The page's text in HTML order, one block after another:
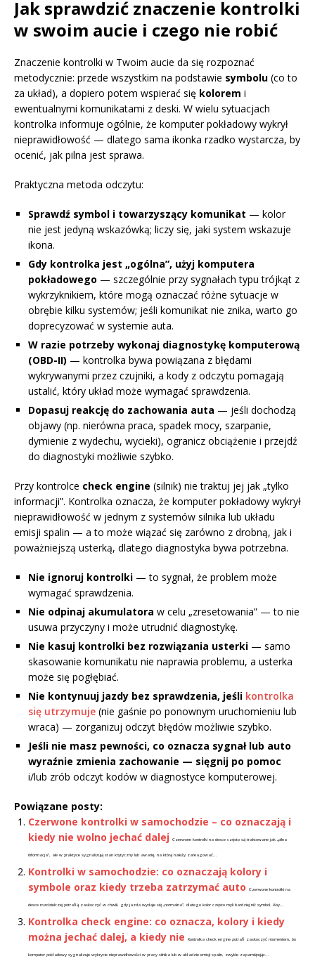
Jak sprawdzić znaczenie kontrolki
w swoim aucie i czego nie robić
Znaczenie kontrolki w Twoim aucie da się rozpoznać
metodycznie: przede wszystkim na podstawie symbolu (co to
za układ), a dopiero potem wspierać się kolorem i
ewentualnymi komunikatami z deski. W wielu sytuacjach
kontrolka informuje ogólnie, że komputer pokładowy wykrył
nieprawidłowość — dlatego sama ikonka rzadko wystarcza, by
ocenić, jak pilna jest sprawa.
Praktyczna metoda odczytu:
Sprawdź symbol i towarzyszący komunikat — kolor
nie jest jedyną wskazówką; liczy się, jaki system wskazuje
ikona.
Gdy kontrolka jest „ogólna”, użyj komputera
pokładowego — szczególnie przy sygnałach typu trójkąt z
wykrzyknikiem, które mogą oznaczać różne sytuacje w
obrębie kilku systemów; jeśli komunikat nie znika, warto go
doprecyzować w systemie auta.
W razie potrzeby wykonaj diagnostykę komputerową
(OBD-II) — kontrolka bywa powiązana z błędami
wykrywanymi przez czujniki, a kody z odczytu pomagają
ustalić, który układ może wymagać sprawdzenia.
Dopasuj reakcję do zachowania auta — jeśli dochodzą
objawy (np. nierówna praca, spadek mocy, szarpanie,
dymienie z wydechu, wycieki), ogranicz obciążenie i przejdź
do diagnostyki możliwie szybko.
Przy kontrolce check engine (silnik) nie traktuj jej jak „tylko
informacji”. Kontrolka oznacza, że komputer pokładowy wykrył
nieprawidłowość w jednym z systemów silnika lub układu
emisji spalin — a to może wiązać się zarówno z drobną, jak i
poważniejszą usterką, dlatego diagnostyka bywa potrzebna.
Nie ignoruj kontrolki — to sygnał, że problem może
wymagać sprawdzenia.
Nie odpinaj akumulatora w celu „zresetowania” — to nie
usuwa przyczyny i może utrudnić diagnostykę.
Nie kasuj kontrolki bez rozwiązania usterki — samo
skasowanie komunikatu nie naprawia problemu, a usterka
może się pogłębiać.
Nie kontynuuj jazdy bez sprawdzenia, jeśli kontrolka
się utrzymuje (nie gaśnie po ponownym uruchomieniu lub
wraca) — zorganizuj odczyt błędów możliwie szybko.
Jeśli nie masz pewności, co oznacza sygnał lub auto
wyraźnie zmienia zachowanie — sięgnij po pomoc
i/lub zrób odczyt kodów w diagnostyce komputerowej.
Powiązane posty:
Czerwone kontrolki w samochodzie – co oznaczają i
kiedy nie wolno jechać dalej
Czerwone kontrolki na desce często są traktowane jak „pilna
informacja”, ale w praktyce sygnalizują stan krytyczny lub awarię, na którą należy zareagować...
Kontrolki w samochodzie: co oznaczają kolory i
symbole oraz kiedy trzeba zatrzymać auto
Czerwone kontrolki na
desce rozdzielczej potrafią zaskoczyć w chwili, gdy jazda wydaje się „normalna”, dlatego kolor często myli bardziej niż symbol. Aby...
Kontrolka check engine: co oznacza, kolory i kiedy
można jechać dalej, a kiedy nie
Kontrolka check engine potrafi zaskoczyć momentem, bo
komputer pokładowy sygnalizuje wykrycie nieprawidłowości w pracy silnika lub w układzie emisji spalin, zwykle zapamiętując...